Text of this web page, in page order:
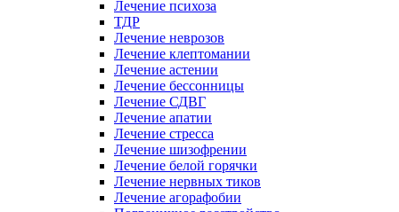
Лечение психоза
ТДР
Лечение неврозов
Лечение клептомании
Лечение астении
Лечение бессонницы
Лечение СДВГ
Лечение апатии
Лечение стресса
Лечение шизофрении
Лечение белой горячки
Лечение нервных тиков
Лечение агорафобии